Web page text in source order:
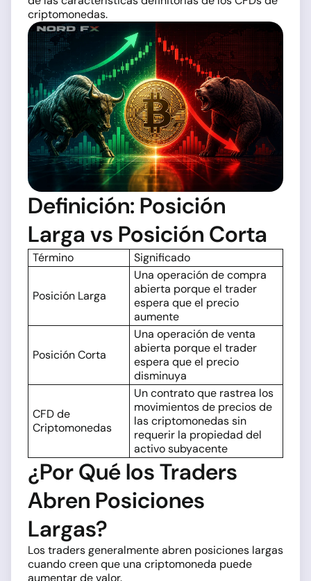
criptomonedas.
Definición: Posición
Larga vs Posición Corta
Término Significado
Posición Larga
Una operación de compra
abierta porque el trader
espera que el precio
aumente
Posición Corta
Una operación de venta
abierta porque el trader
espera que el precio
disminuya
CFD de
Criptomonedas
Un contrato que rastrea los
movimientos de precios de
las criptomonedas sin
requerir la propiedad del
activo subyacente
¿Por Qué los Traders
Abren Posiciones
Largas?
Los traders generalmente abren posiciones largas
cuando creen que una criptomoneda puede